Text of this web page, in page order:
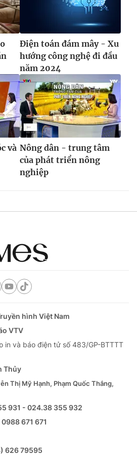
Điện toán đám mây - Xu
hướng công nghệ đi đầu
năm 2024
và Nông dân - trung tâm
của phát triển nông
nghiệp
hình Việt Nam
VTV
in và báo điện tử số 483/GP-BTTTT
Thủy
Thị Mỹ Hạnh, Phạm Quốc Thắng,
931 - 024.38 355 932
0988 671 671
626 79595